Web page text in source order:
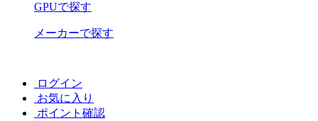
GPUで探す
メーカーで探す
ログイン
お気に入り
ポイント確認